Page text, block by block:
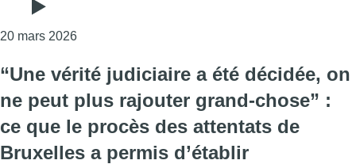
20 mars 2026Consulter l'article "“Un moment douloureux mais
“Une vérité judiciaire a été décidée, on
ne peut plus rajouter grand-chose” :
ce que le procès des attentats de
Bruxelles a permis d’établir